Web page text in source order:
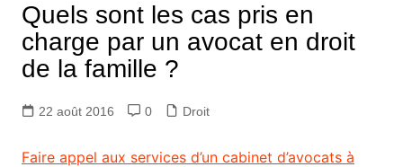
Quels sont les cas pris en
charge par un avocat en droit
de la famille ?
22 août 2016 0 Droit
Faire appel aux services d’un cabinet d’avocats à